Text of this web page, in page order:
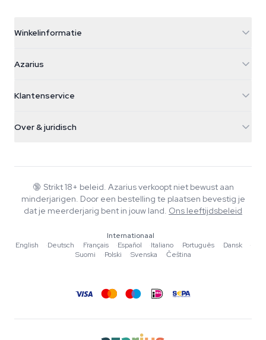
Winkelinformatie
Galvaniweg 11
Nederland
+31(0)204897914
Azarius
Smokeshop
Klantenservice
Retourbeleid
Veelgestelde vragen
Privacybeleid
Over & juridisch
Wiki
Muziek
Redactionele normen
Tools & Calculators
🔞 Strikt 18+ beleid. Azarius verkoopt niet bewust aan
minderjarigen. Door een bestelling te plaatsen bevestig je
dat je meerderjarig bent in jouw land. Ons leeftijdsbeleid
Internationaal
English
·Deutsch ·Français ·Español ·Italiano ·Português ·Dansk
·
Suomi
·Polski ·Svenska ·Čeština